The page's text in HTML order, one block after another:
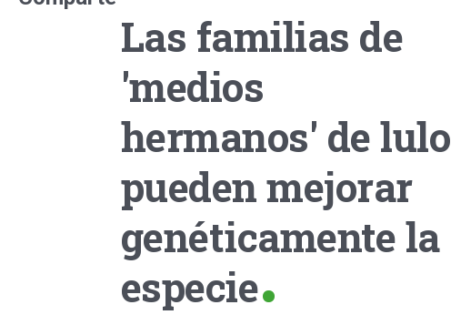
Las familias de
'medios
hermanos' de lulo
pueden mejorar
genéticamente la
especie